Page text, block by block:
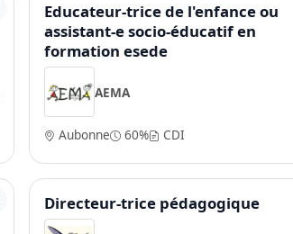
Educateur-trice de l'enfance ou
assistant-e socio-éducatif en
formation esede
AEMA
Aubonne 60% CDI
Directeur-trice pédagogique